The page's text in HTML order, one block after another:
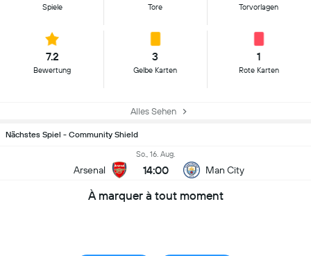
Spiele Tore Torvorlagen
7.2
Bewertung
3
Gelbe Karten
1
Rote Karten
Alles Sehen
Nächstes Spiel - Community Shield
Arsenal
So., 16. Aug.
14:00 Man City
À marquer à tout moment